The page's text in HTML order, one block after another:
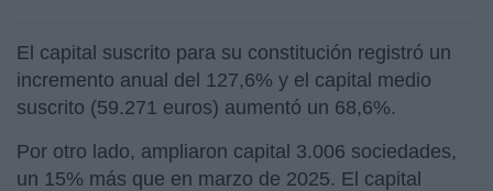
El capital suscrito para su constitución registró un
incremento anual del 127,6% y el capital medio
suscrito (59.271 euros) aumentó un 68,6%.
Por otro lado, ampliaron capital 3.006 sociedades,
un 15% más que en marzo de 2025. El capital